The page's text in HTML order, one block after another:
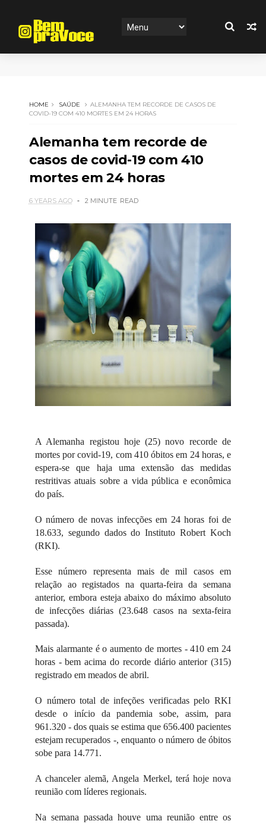
HOME SAÚDE
ALEMANHA TEM RECORDE DE CASOS DE
COVID-19 COM 410 MORTES EM 24 HORAS
Alemanha tem recorde de
casos de covid-19 com 410
mortes em 24 horas
6 YEARS AGO 2 MINUTE READ
A Alemanha registou hoje (25) novo recorde de
mortes por covid-19, com 410 óbitos em 24 horas, e
espera-se que haja uma extensão das medidas
restritivas atuais sobre a vida pública e econômica
do país.
O número de novas infecções em 24 horas foi de
18.633, segundo dados do Instituto Robert Koch
(RKI).
Esse número representa mais de mil casos em
relação ao registados na quarta-feira da semana
anterior, embora esteja abaixo do máximo absoluto
de infecções diárias (23.648 casos na sexta-feira
passada).
Mais alarmante é o aumento de mortes - 410 em 24
horas - bem acima do recorde diário anterior (315)
registrado em meados de abril.
O número total de infeções verificadas pelo RKI
desde o início da pandemia sobe, assim, para
961.320 - dos quais se estima que 656.400 pacientes
estejam recuperados -, enquanto o número de óbitos
sobe para 14.771.
A chanceler alemã, Angela Merkel, terá hoje nova
reunião com líderes regionais.
Na semana passada houve uma reunião entre os